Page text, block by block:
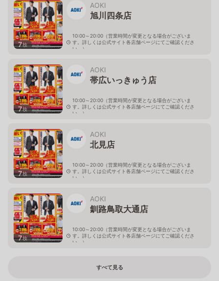
7枚
AOKI
旭川四条店
10:00～20:00（営業時間が変更となる場合がございま
す。詳しくは公式サイト各店舗ページにてご確認くださ
い。）
7枚
AOKI
帯広いっきゅう店
10:00～20:00（営業時間が変更となる場合がございま
す。詳しくは公式サイト各店舗ページにてご確認くださ
い。）
7枚
AOKI
北見店
10:00～20:00（営業時間が変更となる場合がございま
す。詳しくは公式サイト各店舗ページにてご確認くださ
い。）
7枚
AOKI
釧路鳥取大通店
10:00～20:00（営業時間が変更となる場合がございま
す。詳しくは公式サイト各店舗ページにてご確認くださ
い。）
すべて見る